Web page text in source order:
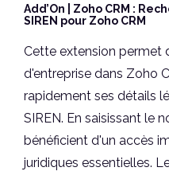
Add’On | Zoho CRM :
SIREN pour Zoho CRM
Cette extension permet
d'entreprise dans Zoho
rapidement ses détails
SIREN. En saisissant le
bénéficient d'un accès
juridiques essentielles.